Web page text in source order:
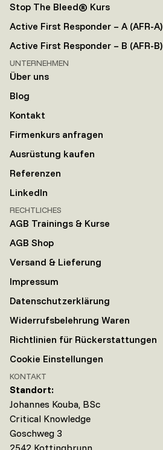
Stop The Bleed® Kurs
Active First Responder – A (AFR-A)
Active First Responder – B (AFR-B)
UNTERNEHMEN
Über uns
Blog
Kontakt
Firmenkurs anfragen
Ausrüstung kaufen
Referenzen
LinkedIn
RECHTLICHES
AGB Trainings & Kurse
AGB Shop
Versand & Lieferung
Impressum
Datenschutzerklärung
Widerrufsbelehrung Waren
Richtlinien für Rückerstattungen
Cookie Einstellungen
KONTAKT
Standort:
Johannes Kouba, BSc
Critical Knowledge
Goschweg 3